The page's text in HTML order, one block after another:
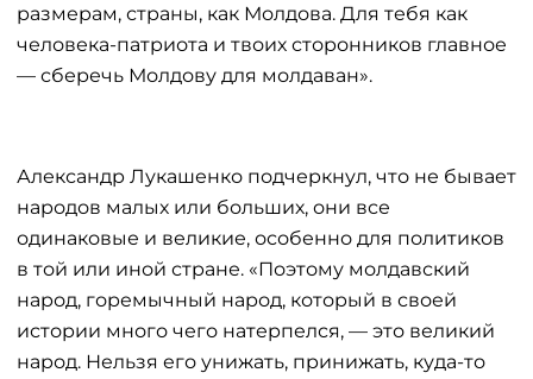
размерам, страны, как Молдова. Для тебя как
человека-патриота и твоих сторонников главное
— сберечь Молдову для молдаван».
Александр Лукашенко подчеркнул, что не бывает
народов малых или больших, они все
одинаковые и великие, особенно для политиков
в той или иной стране. «Поэтому молдавский
народ, горемычный народ, который в своей
истории много чего натерпелся, — это великий
народ. Нельзя его унижать, принижать, куда-то